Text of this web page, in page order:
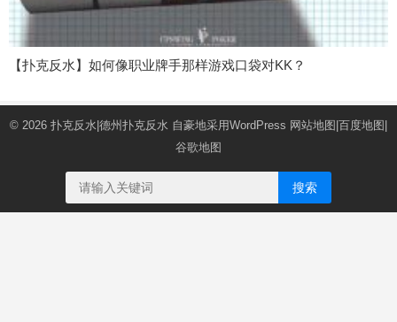
【扑克反水】如何像职业牌手那样游戏口袋对KK？
© 2026 扑克反水|德州扑克反水 自豪地采用WordPress 网站地图 百度地图
谷歌地图
搜索